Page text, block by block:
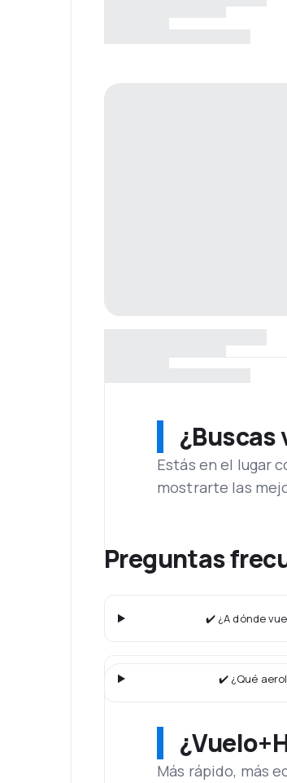
Estás en el lugar
mostrarte las
Preguntas
✔️ ¿A dónde
✔️ ¿Qué
Más rápido, más